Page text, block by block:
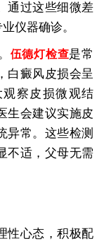
通过这些细微差
仪器确诊。
伍德灯检查是常
白癜风皮损会呈
观察皮损微观结
生会建议实施皮
异常。这些检测
不适，父母无需
性心态，积极配